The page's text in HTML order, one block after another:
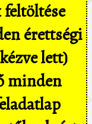
érettségi
lett)
minden